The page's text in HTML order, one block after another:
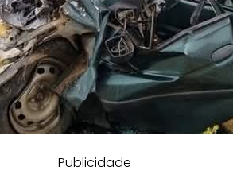
Publicidade